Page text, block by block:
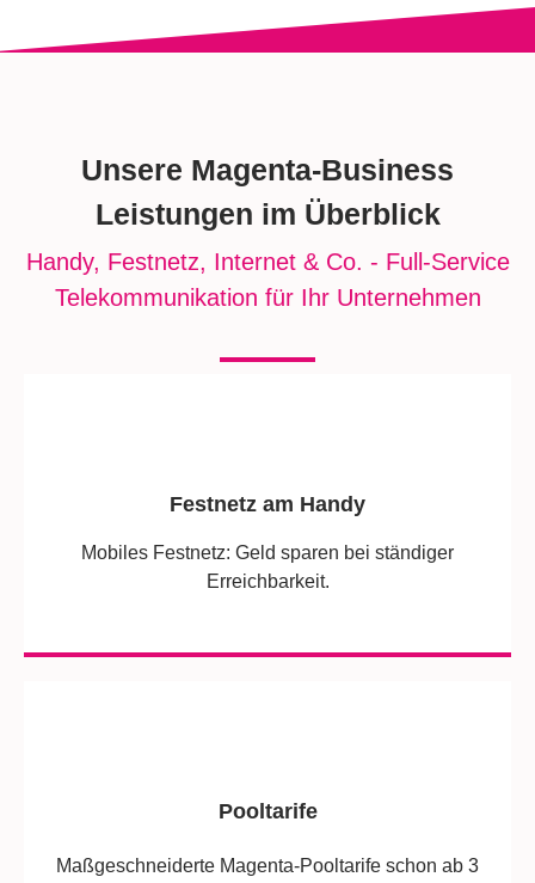
Unsere Magenta-Business
Leistungen im Überblick
Handy, Festnetz, Internet & Co. - Full-Service
Telekommunikation für Ihr Unternehmen
Festnetz am Handy
Mobiles Festnetz: Geld sparen bei ständiger
Erreichbarkeit.
Pooltarife
Maßgeschneiderte Magenta-Pooltarife schon ab 3